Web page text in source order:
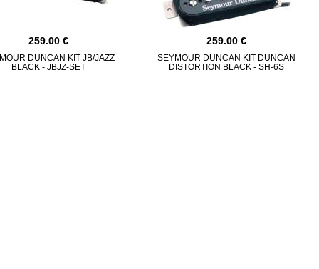
259.00
DUNCAN KIT JB/JAZZ
BLACK - JBJZ-SET
259.00
SEYMOUR DUNCAN KIT DUNCAN
DISTORTION BLACK - SH-6S